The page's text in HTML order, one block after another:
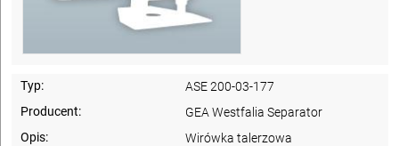
Typ:
ASE 200-03-177
Producent:
GEA Westfalia Separator
Opis:
Wirówka talerzowa